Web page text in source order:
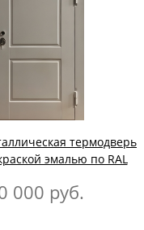
термодверь
эмалью по RAL
000 руб.